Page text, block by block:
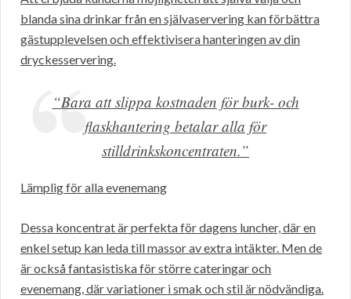
blanda sina drinkar från en självaservering kan förbättra
gästupplevelsen och effektivisera hanteringen av din
dryckesservering.
“Bara att slippa kostnaden för burk- och
flaskhantering betalar alla för
stilldrinkskoncentraten.”
Lämplig för alla evenemang
Dessa koncentrat är perfekta för dagens luncher, där en
enkel setup kan leda till massor av extra intäkter. Men de
är också fantasistiska för större cateringar och
evenemang, där variationer i smak och stil är nödvändiga.